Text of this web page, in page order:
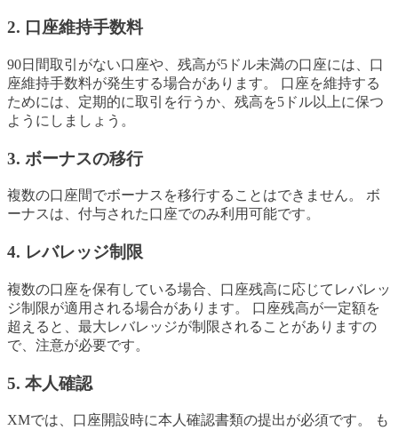
2. 口座維持手数料
90日間取引がない口座や、残高が5ドル未満の口座には、口
座維持手数料が発生する場合があります。 口座を維持する
ためには、定期的に取引を行うか、残高を5ドル以上に保つ
ようにしましょう。
3. ボーナスの移行
複数の口座間でボーナスを移行することはできません。 ボ
ーナスは、付与された口座でのみ利用可能です。
4. レバレッジ制限
複数の口座を保有している場合、口座残高に応じてレバレッ
ジ制限が適用される場合があります。 口座残高が一定額を
超えると、最大レバレッジが制限されることがありますの
で、注意が必要です。
5. 本人確認
XMでは、口座開設時に本人確認書類の提出が必須です。 も